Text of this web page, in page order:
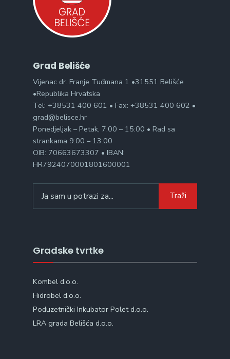
Grad Belišće
Vijenac dr. Franje Tuđmana 1 •31551 Belišće
•Republika Hrvatska
Tel: +38531 400 601 • Fax: +38531 400 602 •
grad@belisce.hr
Ponedjeljak – Petak, 7:00 – 15:00 • Rad sa
strankama 9:00 – 13:00
OIB: 70663673307 • IBAN:
HR7924070001801600001
for:
Traži
Gradske tvrtke
Kombel d.o.o.
Hidrobel d.o.o.
Poduzetnički Inkubator Polet d.o.o.
LRA grada Belišća d.o.o.